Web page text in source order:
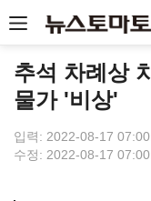
추석 차례상
물가 '비상'
입력: 2022-08-17
수정: 2022-08-17